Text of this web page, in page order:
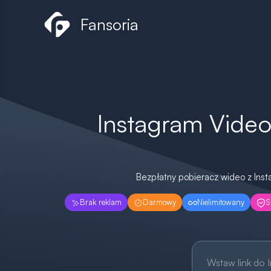
Fansoria
Instagram
Bezpłatny pobieracz wideo z
Brak reklam Darmowy Nielimitowany
N